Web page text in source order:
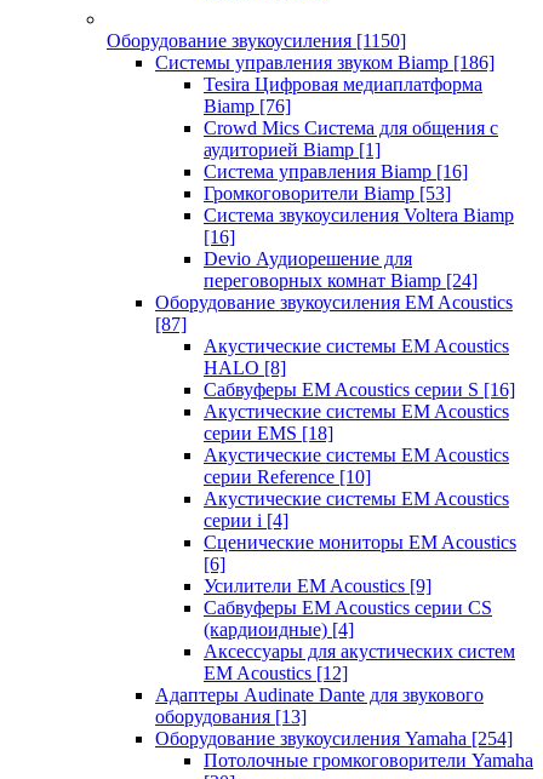
Оборудование звукоусиления [1150]
Системы управления звуком Biamp [186]
Tesira Цифровая медиаплатформа
Biamp [76]
Crowd Mics Система для общения с
аудиторией Biamp [1]
Система управления Biamp [16]
Громкоговорители Biamp [53]
Система звукоусиления Voltera Biamp
[16]
Devio Аудиорешение для
переговорных комнат Biamp [24]
Оборудование звукоусиления EM Acoustics
[87]
Акустические системы EM Acoustics
HALO [8]
Сабвуферы EM Acoustics серии S [16]
Акустические системы EM Acoustics
серии EMS [18]
Акустические системы EM Acoustics
серии Reference [10]
Акустические системы EM Acoustics
серии i [4]
Сценические мониторы EM Acoustics
[6]
Усилители EM Acoustics [9]
Сабвуферы EM Acoustics серии CS
(кардиоидные) [4]
Аксессуары для акустических систем
EM Acoustics [12]
Адаптеры Audinate Dante для звукового
оборудования [13]
Оборудование звукоусиления Yamaha [254]
Потолочные громкоговорители Yamaha